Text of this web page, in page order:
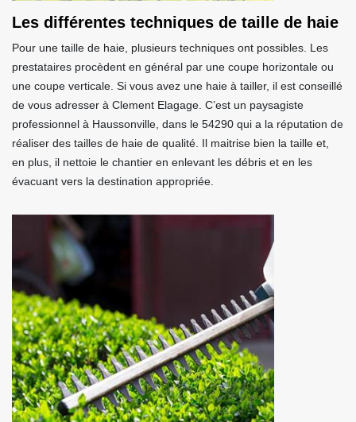
Les différentes techniques de taille de haie
Pour une taille de haie, plusieurs techniques ont possibles. Les
prestataires procèdent en général par une coupe horizontale ou
une coupe verticale. Si vous avez une haie à tailler, il est conseillé
de vous adresser à Clement Elagage. C’est un paysagiste
professionnel à Haussonville, dans le 54290 qui a la réputation de
réaliser des tailles de haie de qualité. Il maitrise bien la taille et,
en plus, il nettoie le chantier en enlevant les débris et en les
évacuant vers la destination appropriée.